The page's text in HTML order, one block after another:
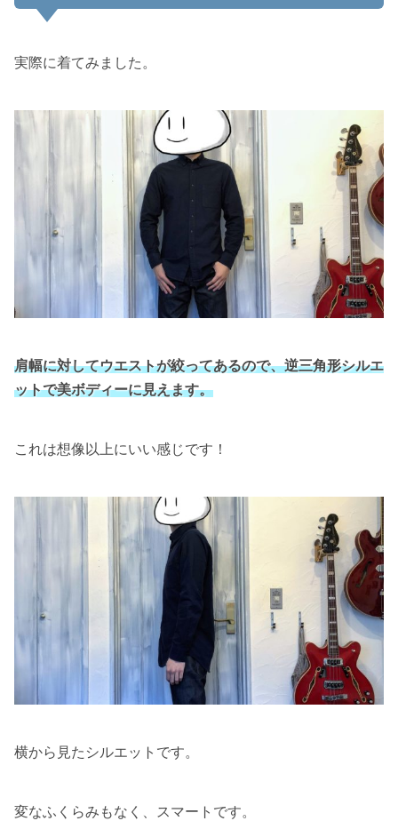
実際に着てみました。
肩幅に対してウエストが絞ってあるので、逆三角形シルエ
ットで美ボディーに見えます。
これは想像以上にいい感じです！
横から見たシルエットです。
変なふくらみもなく、スマートです。